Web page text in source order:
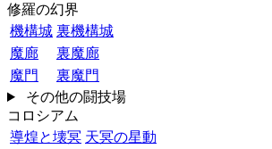
修羅の幻界
機構城 裏機構城
魔廊
裏魔廊
魔門
裏魔門
その他の闘技場
コロシアム
導煌と壊冥 天冥の星動